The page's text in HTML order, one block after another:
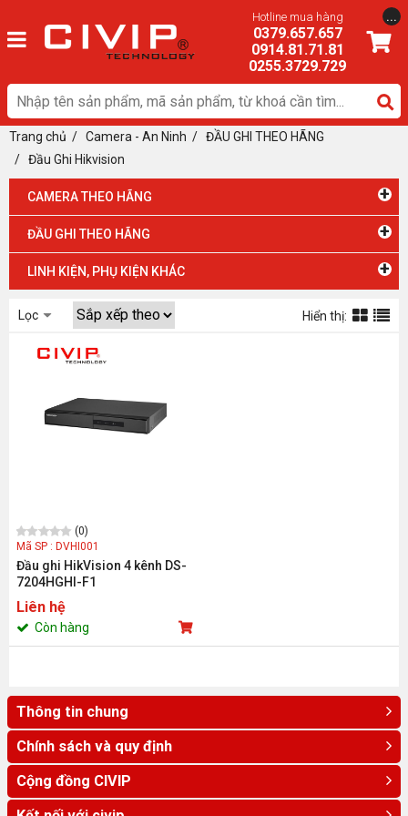
Hotline mua hàng
0379.657.657
0914.81.71.81
0255.3729.729
...
Trang chủ / Camera - An Ninh / ĐẦU GHI THEO HÃNG
/ Đầu Ghi Hikvision
CAMERA THEO HÃNG +
ĐẦU GHI THEO HÃNG +
LINH KIỆN, PHỤ KIỆN KHÁC +
Lọc Hiển thị:
(0)
Mã SP : DVHI001
Đầu ghi HikVision 4 kênh DS-
7204HGHI-F1
Liên hệ
Còn hàng
Thông tin chung
Chính sách và quy định
Cộng đồng CIVIP